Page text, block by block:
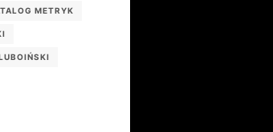
METRYK